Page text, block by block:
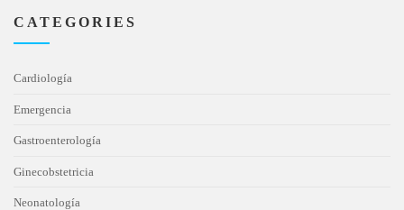
CATEGORIES
Cardiología
Emergencia
Gastroenterología
Ginecobstetricia
Neonatología